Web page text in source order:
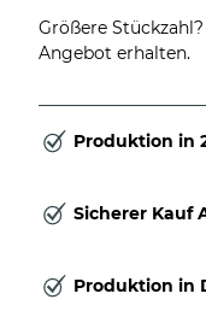
Größere
Angebot erhalten.
Produktion in
Sicherer Kauf
Produktion in